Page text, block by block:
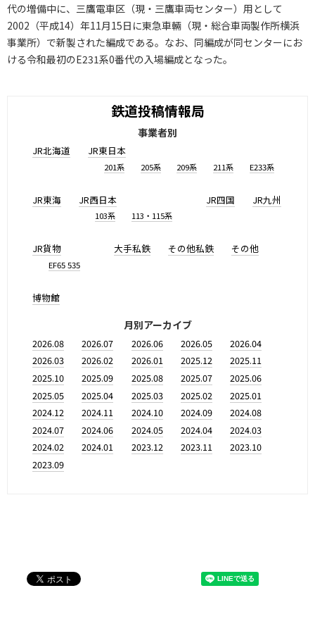
代の増備中に、三鷹電車区（現・三鷹車両センター）用として
2002（平成14）年11月15日に東急車輛（現・総合車両製作所横浜
事業所）で新製された編成である。なお、同編成が同センターにお
ける令和最初のE231系0番代の入場編成となった。
鉄道投稿情報局
事業者別
JR北海道 JR東日本
201系 205系 209系 211系 E233系
JR東海 JR西日本
103系 113・115系
JR四国 JR九州
JR貨物
EF65 535
大手私鉄 その他私鉄 その他
博物館
月別アーカイブ
2026.08 2026.07 2026.06 2026.05
2026.04
2026.03
2026.02 2026.01 2025.12
2025.11
2025.10
2025.09 2025.08 2025.07
2025.06
2025.05
2025.04 2025.03 2025.02
2025.01
2024.12
2024.11 2024.10 2024.09
2024.08
2024.07
2024.06 2024.05 2024.04
2024.03
2024.02
2024.01 2023.12 2023.11
2023.10
2023.09